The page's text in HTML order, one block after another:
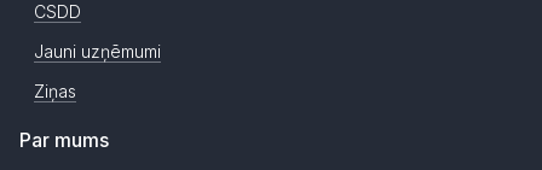
CSDD
Jauni uzņēmumi
Ziņas
Par mums